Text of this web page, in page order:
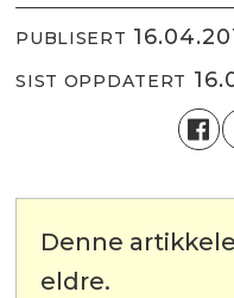
PUBLISERT
SIST OPPDATERT
Denne
eldre.